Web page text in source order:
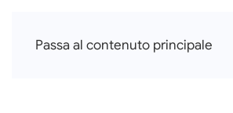
Passa al contenuto principale
Francesca Di Falco